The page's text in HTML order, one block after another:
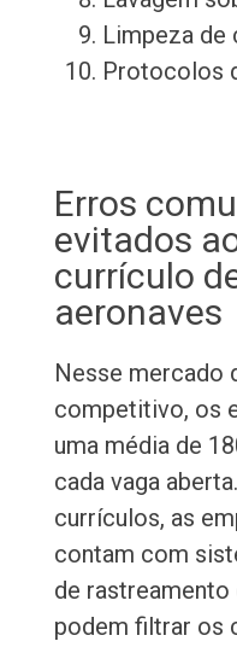
Limpeza de
Protocolos
Erros
evitados
currículo
aeronaves
Nesse mercado
competitivo, os
uma média de
cada vaga
currículos, as
contam com
de rastreamento
podem filtrar os